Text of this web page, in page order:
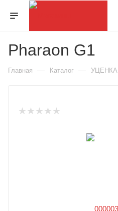
Pharaon G1
Главная — Каталог — УЦЕНКА